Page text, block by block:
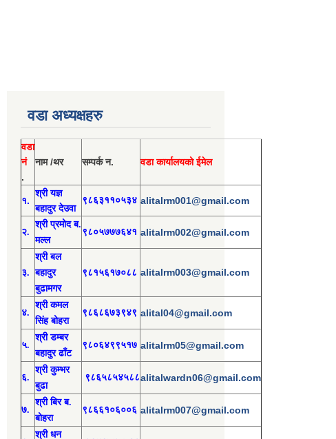
वडा अध्यक्षहरु
वडा
नं
.
नाम /थर सम्पर्क न. वडा कार्यालयको ईमेल
१.
श्री यज्ञ
बहादुर देउवा
९८६३११०५३४ alitalrm001@gmail.com
२.
श्रीप्रमोदब.
मल्ल
९८०५७७७६४१ alitalrm002@gmail.com
३.
श्रीबल
बहादुर
बुढामगर
९८१५६१७०८८ alitalrm003@gmail.com
४.
श्री कमल
सिंह बोहरा
९८६८६७३९४९ alital04@gmail.com
५.
श्री डम्बर
बहादुर ढाँट
९८०६४९९५१७ alitalrm05@gmail.com
६.
श्री कुम्भर
बुढा
९८६५८५४५८८alitalwardn06@gmail.com
७.
श्री बिर ब.
बोहरा
९८६६१०६००६ alitalrm007@gmail.com
श्री धन